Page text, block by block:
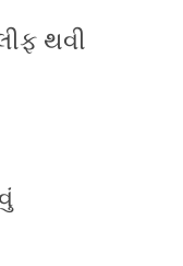
થવી